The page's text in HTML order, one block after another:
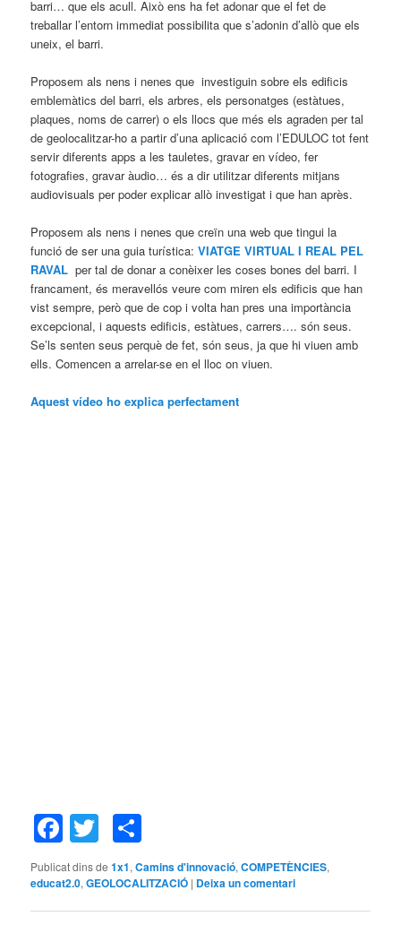
barri… que els acull. Això ens ha fet adonar que el fet de
treballar l’entorn immediat possibilita que s’adonin d’allò que els
uneix, el barri.
Proposem als nens i nenes que investiguin sobre els edificis
emblemàtics del barri, els arbres, els personatges (estàtues,
plaques, noms de carrer) o els llocs que més els agraden per tal
de geolocalitzar-ho a partir d’una aplicació com l’EDULOC tot fent
servir diferents apps a les tauletes, gravar en vídeo, fer
fotografies, gravar àudio… és a dir utilitzar diferents mitjans
audiovisuals per poder explicar allò investigat i que han après.
Proposem als nens i nenes que creïn una web que tingui la
funció de ser una guia turística:VIATGE VIRTUAL I REAL PEL
RAVAL per tal de donar a conèixer les coses bones del barri. I
francament, és meravellós veure com miren els edificis que han
vist sempre, però que de cop i volta han pres una importància
excepcional, i aquests edificis, estàtues, carrers…. són seus.
Se’ls senten seus perquè de fet, són seus, ja que hi viuen amb
ells. Comencen a arrelar-se en el lloc on viuen.
Aquest vídeo ho explica perfectament
Facebook
Twitter
Publicat dins de 1x1,Camins d'innovació,COMPETÈNCIES,
educat2.0,GEOLOCALITZACIÓ | Deixa un comentari